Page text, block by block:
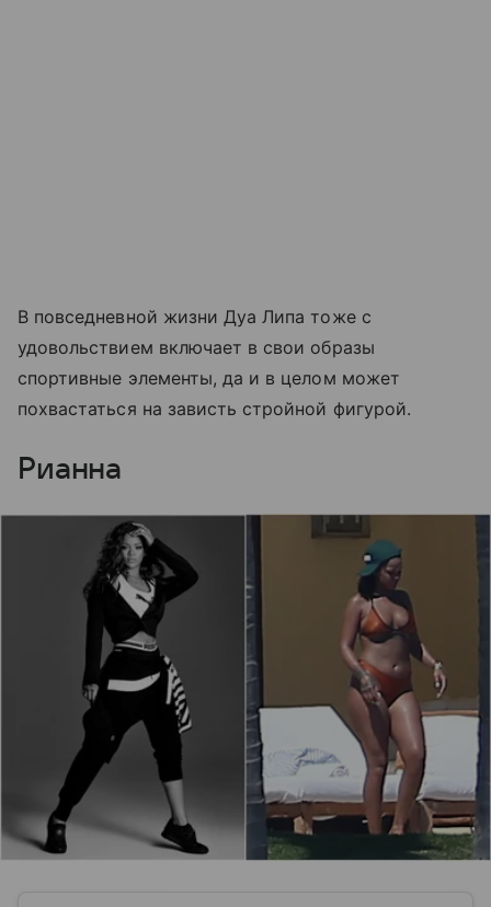
В повседневной жизни Дуа Липа тоже с
удовольствием включает в свои образы
спортивные элементы, да и в целом может
похвастаться на зависть стройной фигурой.
Рианна